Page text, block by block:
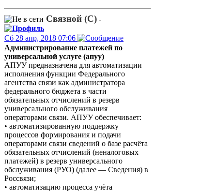
Связной (С) -
Сб 28 апр, 2018 07:06
Администрирование платежей по
универсальной услуге (апуу)
АПУУ предназначена для автоматизации
исполнения функции Федерального
агентства связи как администратора
федерального бюджета в части
обязательных отчислений в резерв
универсального обслуживания
операторами связи. АПУУ обеспечивает:
• автоматизированную поддержку
процессов формирования и подачи
операторами связи сведений о базе расчёта
обязательных отчислений (неналоговых
платежей) в резерв универсального
обслуживания (РУО) (далее — Сведения) в
Россвязи;
• автоматизацию процесса учёта